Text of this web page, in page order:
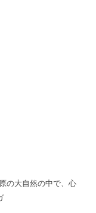
の大自然の中で、心